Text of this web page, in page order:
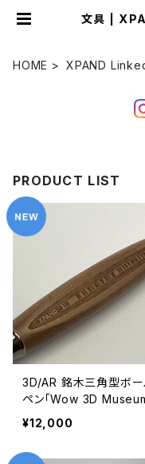
文具 |
HOME
XPAND
PRODUCT LIST
3D/AR 銘木三角型ボー
ペン「Wow 3D Museum
¥12,000